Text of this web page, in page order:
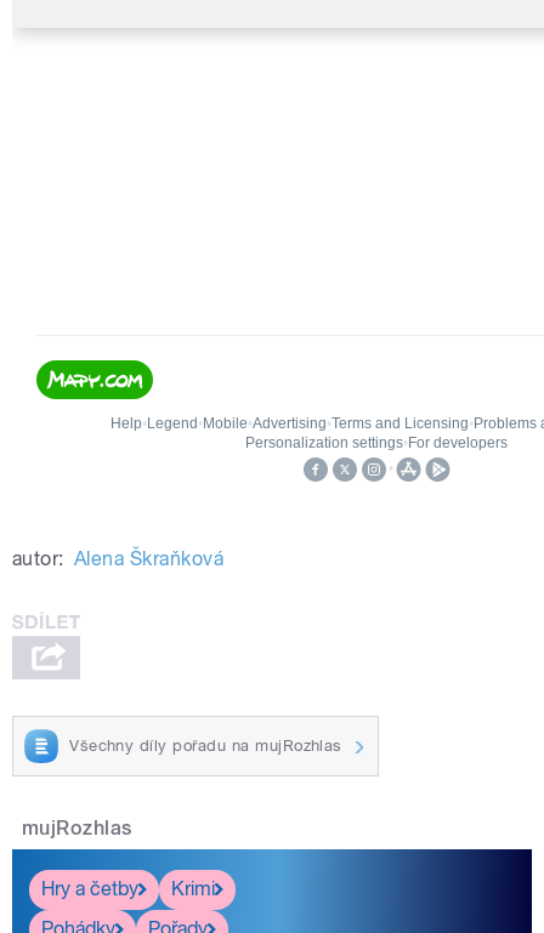
autor: Alena Škraňková
Všechny díly pořadu na mujRozhlas
mujRozhlas
Hry a četby
Krimi